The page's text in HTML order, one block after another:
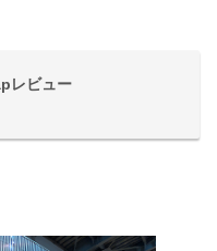
レビュー